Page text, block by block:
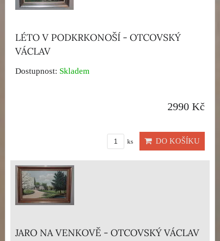
LÉTO V PODKRKONOŠÍ - OTCOVSKÝ
VÁCLAV
Dostupnost: Skladem
2990 Kč
ks DO KOŠÍKU
JARO NA VENKOVĚ - OTCOVSKÝ VÁCLAV